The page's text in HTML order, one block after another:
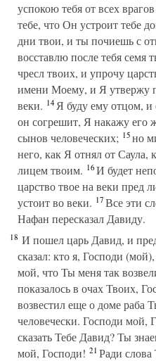
успокою тебя от всех
тебе, что Он устроит тебе
дни твои, и ты почиешь с
восставлю после тебя семя
чресл твоих, и упрочу
имени Моему, и Я утвержу
веки. 14Я буду ему отцом, и
он согрешит, Я накажу его
сынов человеческих; 15но
него, как Я отнял от Саула,
лицем твоим. 16И будет
царство твое на веки пред
устоит во веки. 17Все эти
Нафан пересказал Давиду.
18 И пошел царь Давид, и
сказал: кто я, Господи
мой, что Ты меня так
показалось в очах Твоих,
возвестил еще о доме раба
человечески. Господи мой,
сказать Тебе Давид? Ты
мой, Господи! 21Ради слова